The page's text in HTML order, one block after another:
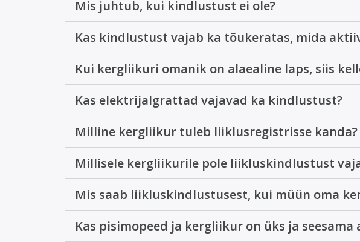
Mis juhtub, kui kindlustust ei ole?
Kas kindlustust vajab ka tõukeratas, mida
Kui kergliikuri omanik on alaealine laps, siis
Kas elektrijalgrattad vajavad ka kindlustust?
Milline kergliikur tuleb liiklusregistrisse kanda?
Millisele kergliikurile pole liikluskindlustust
Mis saab liikluskindlustusest, kui müün oma
Kas pisimopeed ja kergliikur on üks ja seesama